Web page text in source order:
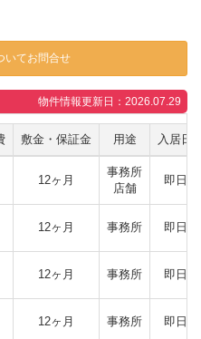
いてお問合せ
物件情報更新日：2026.07.29
敷金・保証金 用途 入居日
12ヶ月
事務所
店舗
即日
12ヶ月 事務所 即日
12ヶ月 事務所 即日
12ヶ月 事務所 即日